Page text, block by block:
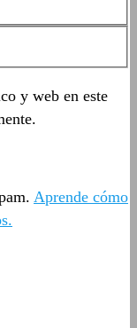
y web en este
Aprende cómo